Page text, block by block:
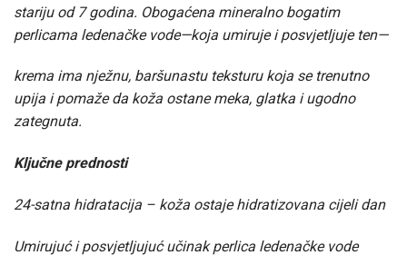
stariju od 7 godina. Obogaćena mineralno bogatim
perlicama ledenačke vode—koja umiruje i posvjetljuje ten—
krema ima nježnu, baršunastu teksturu koja se trenutno
upija i pomaže da koža ostane meka, glatka i ugodno
zategnuta.
Ključne prednosti
24-satna hidratacija – koža ostaje hidratizovana cijeli dan
Umirujuć i posvjetljujuć učinak perlica ledenačke vode